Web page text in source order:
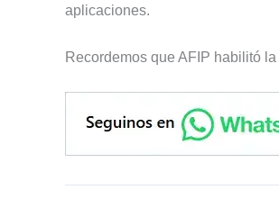
aplicaciones.
Recordemos que AFIP habilitó la